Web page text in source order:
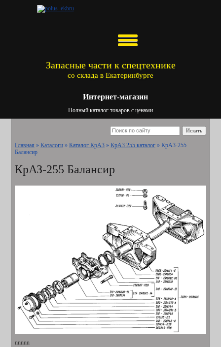
Запасные части к спецтехнике
со склада в Екатеринбурге
Интернет-магазин
Полный каталог товаров с ценами
Искать
Главная » Каталоги » Каталог КрАЗ » КрАЗ 255 каталог » КрАЗ-255
Балансир
КрАЗ-255 Балансир
nnnnn